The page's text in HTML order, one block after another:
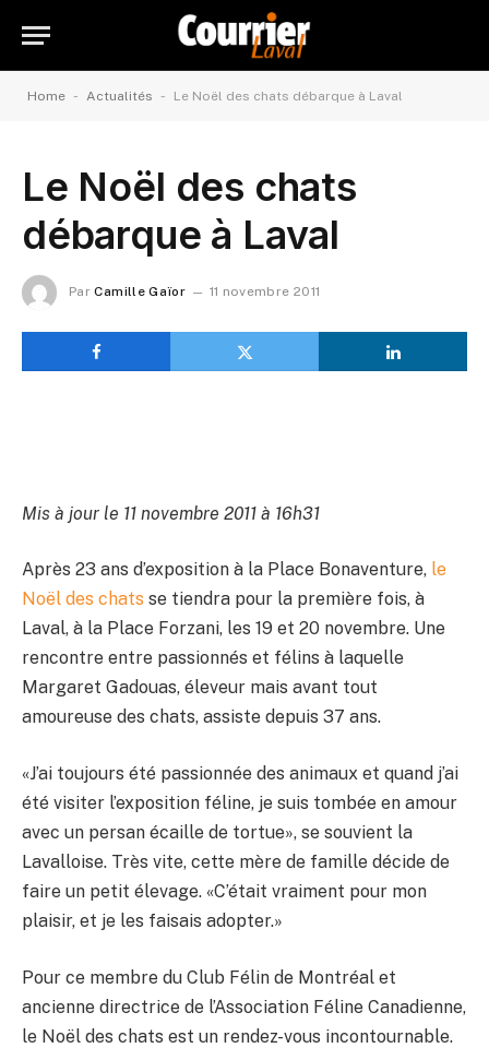
Home - Actualités - Le Noël des chats débarque à Laval
Le Noël des chats
débarque à Laval
Par Camille Gaïor 11 novembre 2011
Mis à jour le 11 novembre 2011 à 16h31
Après 23 ans d’exposition à la Place Bonaventure, le
Noël des chats se tiendra pour la première fois, à
Laval, à la Place Forzani, les 19 et 20 novembre. Une
rencontre entre passionnés et félins à laquelle
Margaret Gadouas, éleveur mais avant tout
amoureuse des chats, assiste depuis 37 ans.
«J’ai toujours été passionnée des animaux et quand j’ai
été visiter l’exposition féline, je suis tombée en amour
avec un persan écaille de tortue», se souvient la
Lavalloise. Très vite, cette mère de famille décide de
faire un petit élevage. «C’était vraiment pour mon
plaisir, et je les faisais adopter.»
Pour ce membre du Club Félin de Montréal et
ancienne directrice de l’Association Féline Canadienne,
le Noël des chats est un rendez-vous incontournable.